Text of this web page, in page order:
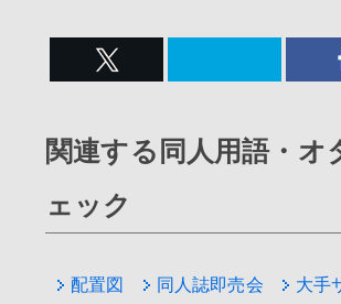
関連する同人用語・
ェック
配置図 同人誌即売会 大手